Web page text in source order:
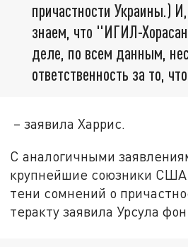
причастности Украины.)
знаем, что "ИГИЛ-
деле, по всем данным,
ответственность за то,
– заявила Харрис.
С аналогичными
крупнейшие союзники США
тени сомнений о
теракту заявила Урсула